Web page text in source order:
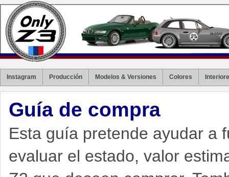
Instagram Producción Modelos & Versiones Colores
Guía de compra
Esta guía pretende ayudar a
evaluar el estado, valor